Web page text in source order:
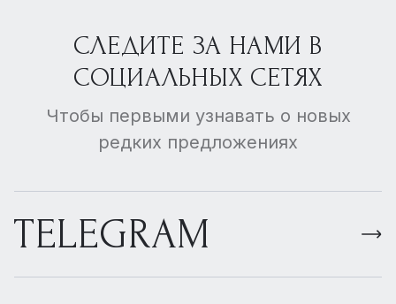
СЛЕДИТЕ ЗА НАМИ В
СОЦИАЛЬНЫХ СЕТЯХ
Чтобы первыми узнавать о новых
редких предложениях
TELEGRAM